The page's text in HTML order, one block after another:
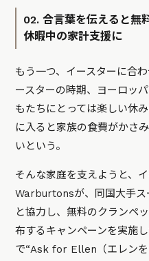
02. 合言葉を伝えると無
休暇中の家計支援に
もう一つ、イースターに合
ースターの時期、ヨーロッ
もたちにとっては楽しい休
に入ると家族の食費がかさ
いという。
そんな家庭を支えようと、
Warburtonsが、同国大手
と協力し、無料のクランペ
布するキャンペーンを実施
で“Ask for Ellen（エレンを